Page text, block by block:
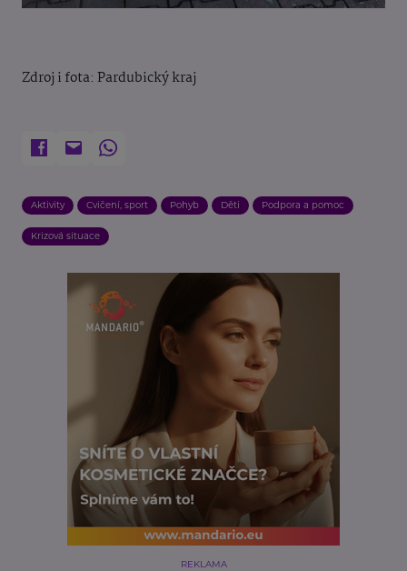
Zdroj i fota: Pardubický kraj
Aktivity Cvičení, sport Pohyb Děti Podpora a pomoc
Krizová situace
REKLAMA